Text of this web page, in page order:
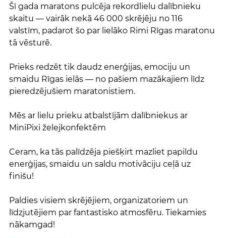
Šī gada maratons pulcēja rekordlielu dalībnieku
skaitu — vairāk nekā 46 000 skrējēju no 116
valstīm, padarot šo par lielāko Rimi Rīgas maratonu
tā vēsturē.
Prieks redzēt tik daudz enerģijas, emociju un
smaidu Rīgas ielās — no pašiem mazākajiem līdz
pieredzējušiem maratonistiem.
Mēs ar lielu prieku atbalstījām dalībniekus ar
MiniPixi želejkonfektēm
Ceram, ka tās palīdzēja piešķirt mazliet papildu
enerģijas, smaidu un saldu motivāciju ceļā uz
finišu!
Paldies visiem skrējējiem, organizatoriem un
līdzjutējiem par fantastisko atmosfēru. Tiekamies
nākamgad!